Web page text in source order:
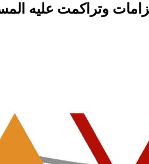
وتراكمت عليه